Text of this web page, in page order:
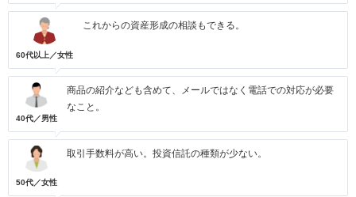
60代以上／女性
これからの資産形成の相談もできる。
40代／男性
商品の紹介なども含めて、メールではなく電話での対応が必要
なこと。
50代／女性
取引手数料が高い。投資信託の種類が少ない。